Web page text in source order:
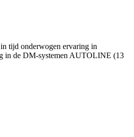
tijd onderwogen ervaring in
in de DM-systemen AUTOLINE (13